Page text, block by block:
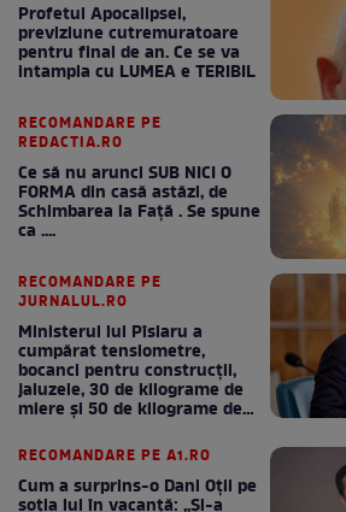
Profetul Apocalipsei,
previziune cutremuratoare
pentru final de an. Ce se va
intampla cu LUMEA e TERIBIL
RECOMANDARE PE
REDACTIA.RO
Ce să nu arunci SUB NICI O
FORMA din casă astăzi, de
Schimbarea la Față . Se spune
ca ....
RECOMANDARE PE
JURNALUL.RO
Ministerul lui Pîslaru a
cumpărat tensiometre,
bocanci pentru construcții,
jaluzele, 30 de kilograme de
miere și 50 de kilograme de
RECOMANDARE PE A1.RO
Cum a surprins-o Dani Oțil pe